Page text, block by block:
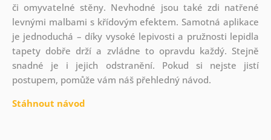
či omyvatelné stěny. Nevhodné jsou také zdi natřené
levnými malbami s křídovým efektem. Samotná aplikace
je jednoduchá – díky vysoké lepivosti a pružnosti lepidla
tapety dobře drží a zvládne to opravdu každý. Stejně
snadné je i jejich odstranění. Pokud si nejste jistí
postupem, pomůže vám náš přehledný návod.
Stáhnout návod